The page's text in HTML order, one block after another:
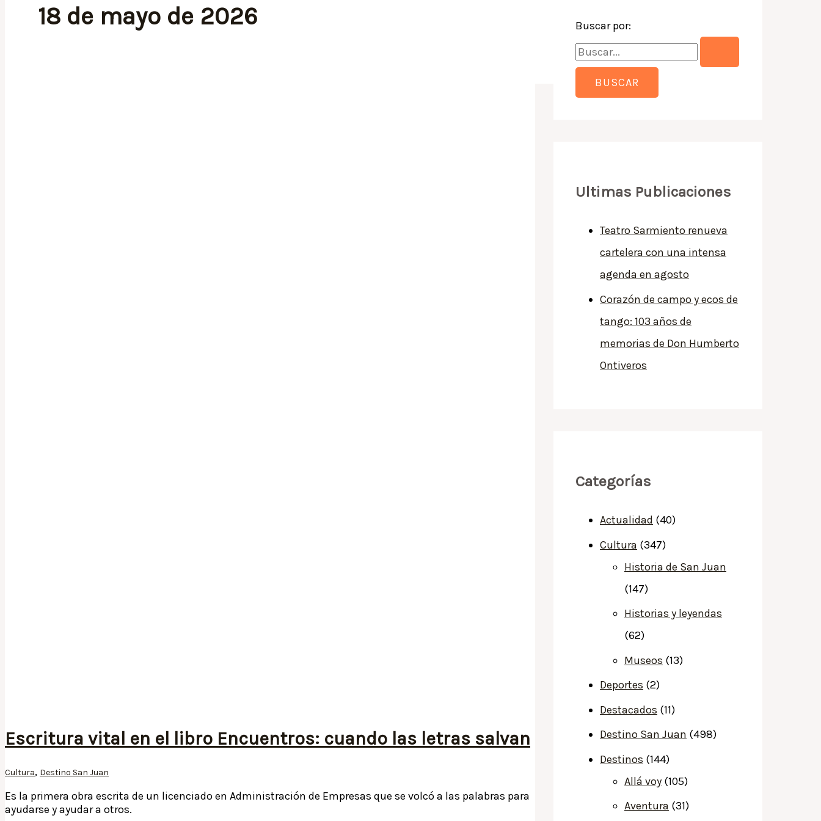
18 de mayo de 2026
Escritura vital en el libro Encuentros: cuando las letras salvan
Cultura, Destino San Juan
Es la primera obra escrita de un licenciado en Administración de Empresas que se volcó a las palabras para
ayudarse y ayudar a otros.
Buscar por:
Ultimas Publicaciones
Teatro Sarmiento renueva
cartelera con una intensa
agenda en agosto
Corazón de campo y ecos de
tango: 103 años de
memorias de Don Humberto
Ontiveros
Categorías
Actualidad (40)
Cultura (347)
Historia de San Juan
(147)
Historias y leyendas
(62)
Museos (13)
Deportes (2)
Destacados (11)
Destino San Juan (498)
Destinos (144)
Allá voy (105)
Aventura (31)